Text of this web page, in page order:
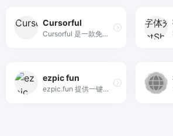
Cursorful
Cursorful 是一款免费的屏幕录制工具，支持自动缩放功能，能够录制出高质量的屏幕视频，适合个人和专业内容创作者使用。
ezpic fun
ezpic.fun 提供一键智能算法去除图片背景的服务，支持PNG和JPG格式，用户可以选择背景颜色并下载处理后的图片，全程免费且高效。